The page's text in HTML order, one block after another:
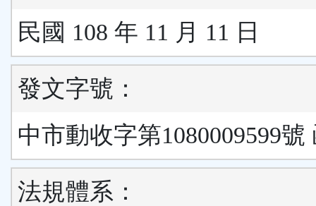
民國 108 年 11 月 11 日
發文字號：
中市動收字第1080009599號
法規體系：